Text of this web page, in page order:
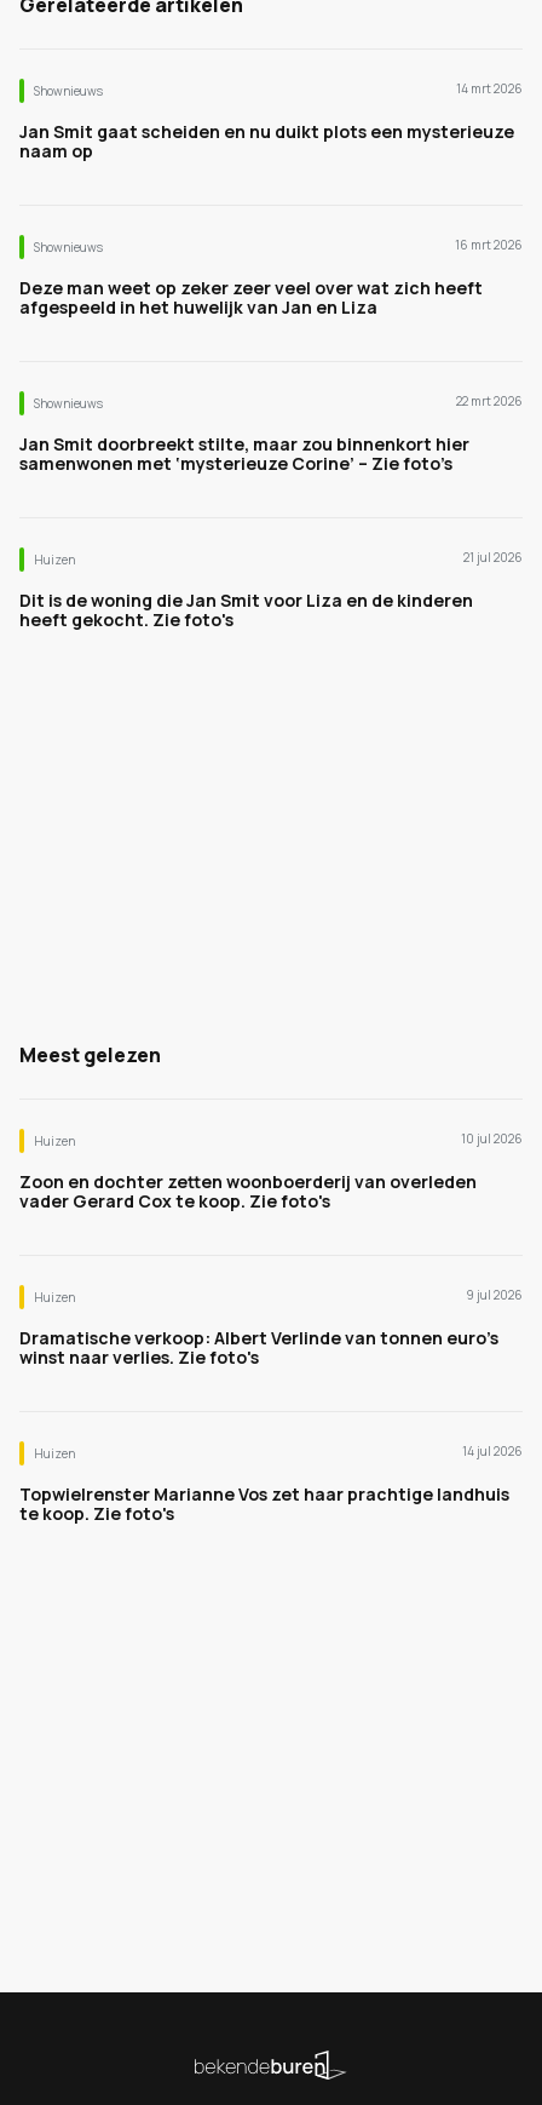
Shownieuws 14 mrt 2026
Jan Smit gaat scheiden en nu duikt plots een mysterieuze
naam op
Shownieuws 16 mrt 2026
Deze man weet op zeker zeer veel over wat zich heeft
afgespeeld in het huwelijk van Jan en Liza
Shownieuws 22 mrt 2026
Jan Smit doorbreekt stilte, maar zou binnenkort hier
samenwonen met ‘mysterieuze Corine’ – Zie foto’s
Huizen 21 jul 2026
Dit is de woning die Jan Smit voor Liza en de kinderen
heeft gekocht. Zie foto's
Meest gelezen
Huizen 10 jul 2026
Zoon en dochter zetten woonboerderij van overleden
vader Gerard Cox te koop. Zie foto's
Huizen 9 jul 2026
Dramatische verkoop: Albert Verlinde van tonnen euro's
winst naar verlies. Zie foto's
Huizen 14 jul 2026
Topwielrenster Marianne Vos zet haar prachtige landhuis
te koop. Zie foto's